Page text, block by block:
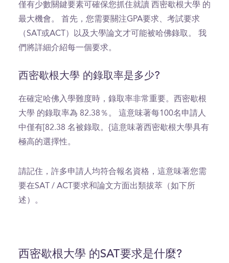
僅有少數關鍵要素可確保您抓住就讀 西密歇根大學 的
最大機會。 首先，您需要關注GPA要求、考試要求
（SAT或ACT）以及大學論文才可能被哈佛錄取。 我
們將詳細介紹每一個要求。
西密歇根大學 的錄取率是多少?
在確定哈佛入學難度時，錄取率非常重要。西密歇根
大學 的錄取率為 82.38％。 這意味著每100名申請人
中僅有[82.38 名被錄取。{這意味著西密歇根大學具有
極高的選擇性。
請記住，許多申請人均符合報名資格，這意味著您需
要在SAT / ACT要求和論文方面出類拔萃（如下所
述）。
西密歇根大學 的SAT要求是什麼?